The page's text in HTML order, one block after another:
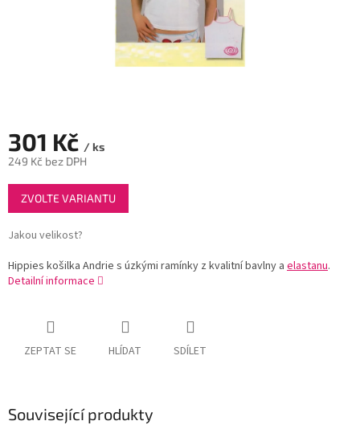
301 Kč / ks
249 Kč bez DPH
Měrná
cena:
ZVOLTE VARIANTU
Jakou velikost?
Hippies košilka Andrie s úzkými ramínky z kvalitní bavlny a elastanu.
Detailní informace
ZEPTAT SE HLÍDAT SDÍLET
Související produkty